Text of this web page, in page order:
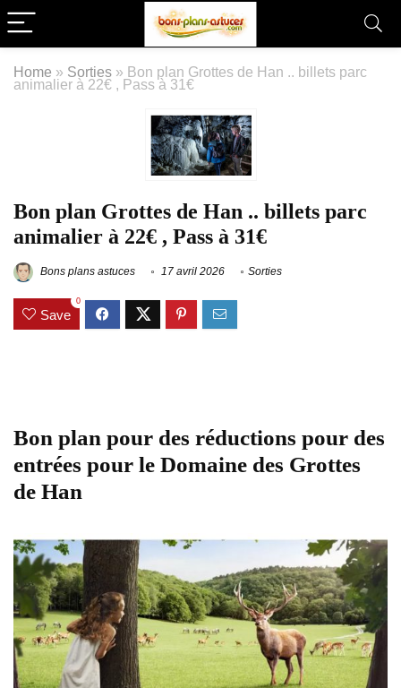
Home » Sorties » Bon plan Grottes de Han .. billets parc
animalier à 22€ , Pass à 31€
Bon plan Grottes de Han .. billets parc
animalier à 22€ , Pass à 31€
Bons plans astuces 17 avril 2026 Sorties
Save
0
Bon plan pour des réductions pour des
entrées pour le Domaine des Grottes
de Han